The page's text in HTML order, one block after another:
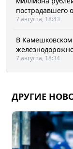
пострадавшего
7 августа, 18:43
В
7 августа, 18:34
ДРУГИЕ